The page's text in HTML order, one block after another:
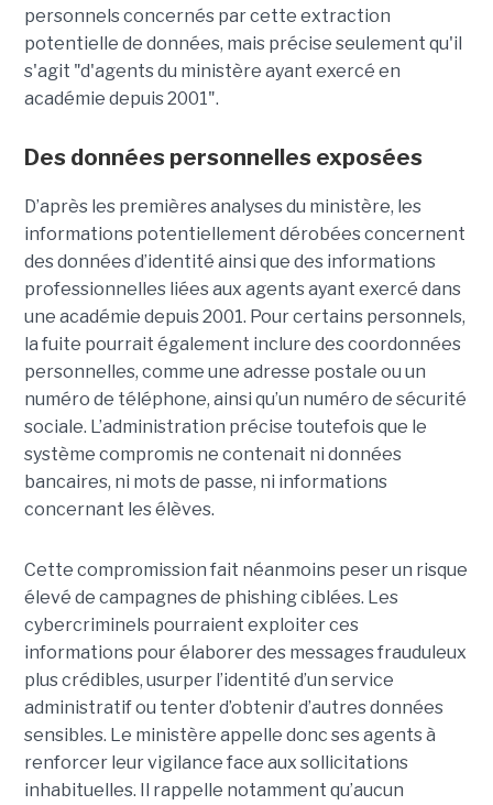
personnels concernés par cette extraction
potentielle de données, mais précise seulement qu'il
s'agit "d'agents du ministère ayant exercé en
académie depuis 2001".
Des données personnelles exposées
D’après les premières analyses du ministère, les
informations potentiellement dérobées concernent
des données d’identité ainsi que des informations
professionnelles liées aux agents ayant exercé dans
une académie depuis 2001. Pour certains personnels,
la fuite pourrait également inclure des coordonnées
personnelles, comme une adresse postale ou un
numéro de téléphone, ainsi qu’un numéro de sécurité
sociale. L’administration précise toutefois que le
système compromis ne contenait ni données
bancaires, ni mots de passe, ni informations
concernant les élèves.
Cette compromission fait néanmoins peser un risque
élevé de campagnes de phishing ciblées. Les
cybercriminels pourraient exploiter ces
informations pour élaborer des messages frauduleux
plus crédibles, usurper l’identité d’un service
administratif ou tenter d’obtenir d’autres données
sensibles. Le ministère appelle donc ses agents à
renforcer leur vigilance face aux sollicitations
inhabituelles. Il rappelle notamment qu’aucun